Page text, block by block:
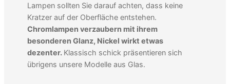
Lampen sollten Sie darauf achten, dass keine
Kratzer auf der Oberfläche entstehen.
Chromlampen verzaubern mit ihrem
besonderen Glanz, Nickel wirkt etwas
dezenter. Klassisch schick präsentieren sich
übrigens unsere Modelle aus Glas.